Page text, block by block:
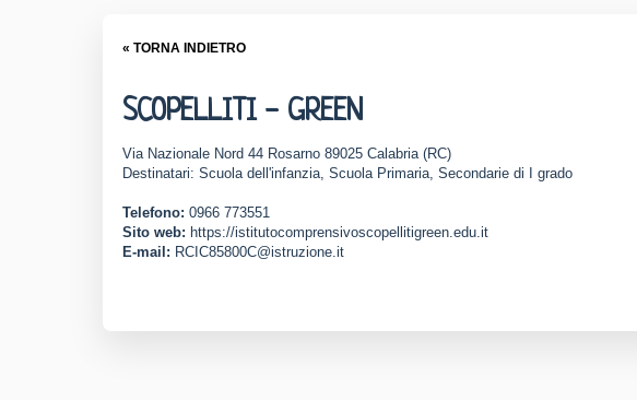
« TORNA INDIETRO
SCOPELLITI - GREEN
Via Nazionale Nord 44 Rosarno 89025 Calabria (RC)
Destinatari: Scuola dell'infanzia, Scuola Primaria, Secondarie di I grado
Telefono: 0966 773551
Sito web: https://istitutocomprensivoscopellitigreen.edu.it
E-mail: RCIC85800C@istruzione.it